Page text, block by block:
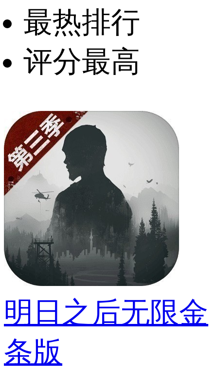
最热排行
评分最高
明日之后无限金
条版